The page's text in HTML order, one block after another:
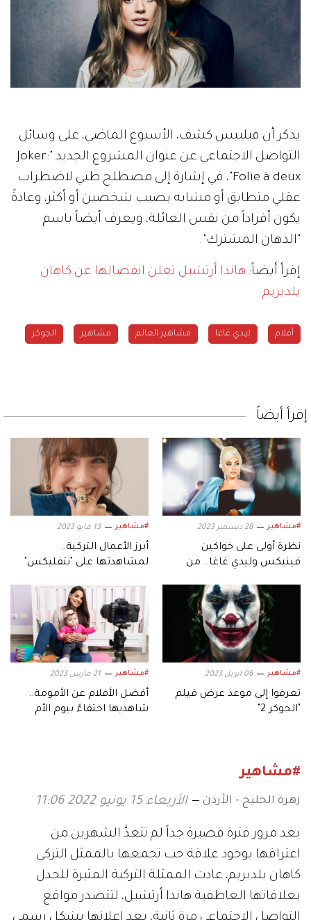
يذكر أن فيليبس كشف، الأسبوع الماضي، على وسائل
التواصل الاجتماعي عن عنوان المشروع الجديد "Joker:
Folie à deux"، في إشارة إلى مصطلح طبي لاضطراب
عقلي متطابق أو مشابه يصيب شخصين أو أكثر، وعادةً
يكون أفراداً من نفس العائلة، ويعرف أيضاً باسم
"الذهان المشترك".
إقرأ أيضاً: هاندا أرتشيل تعلن انفصالها عن كاهان
يلديريم
أفلام ليدي غاغا مشاهير العالم مشاهير الجوكر
إقرأ أيضاً
#مشاهير 28 ديسمبر 2023
نظرة أولى على خواكين
فينيكس وليدي غاغا.. من
#مشاهير 13 مايو 2023
أبرز الأعمال التركية..
لمشاهدتها على "نتفليكس"
#مشاهير 06 ابريل 2023
تعرفوا إلى موعد عرض فيلم
"الجوكر 2"
#مشاهير 21 مارس 2023
أفضل الأفلام عن الأمومة..
شاهديها احتفاءً بيوم الأم
#مشاهير
زهرة الخليج - الأردن الأربعاء 15 يونيو 2022 11:06
بعد مرور فترة قصيرة جداً لم تتعدَّ الشهرين من
اعترافها بوجود علاقة حب تجمعها بالممثل التركي
كاهان يلديريم، عادت الممثلة التركية المثيرة للجدل
بعلاقاتها العاطفية هاندا أرتشيل، لتتصدر مواقع